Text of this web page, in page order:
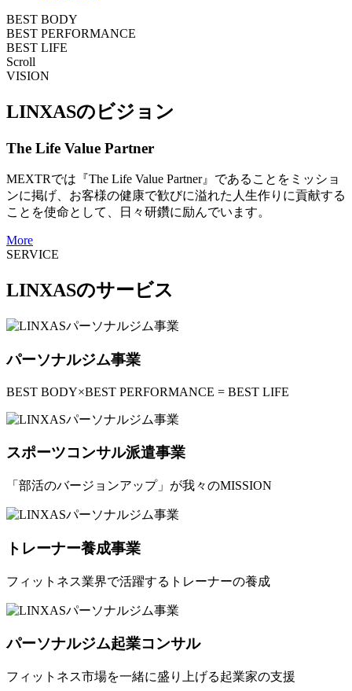
BEST BODY
BEST PERFORMANCE
BEST LIFE
Scroll
VISION
LINXASのビジョン
The Life Value Partner
MEXTRでは『The Life Value Partner』であることをミッショ
ンに掲げ、お客様の健康で歓びに溢れた人生作りに貢献する
ことを使命として、日々研鑽に励んでいます。
More
SERVICE
LINXASのサービス
パーソナルジム事業
BEST BODY×BEST PERFORMANCE = BEST LIFE
スポーツコンサル派遣事業
「部活のバージョンアップ」が我々のMISSION
トレーナー養成事業
フィットネス業界で活躍するトレーナーの養成
パーソナルジム起業コンサル
フィットネス市場を一緒に盛り上げる起業家の支援